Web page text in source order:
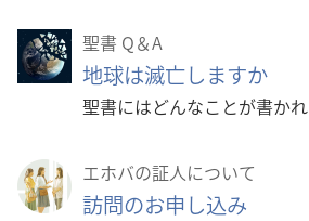
聖書 Q＆A
地球は滅亡しますか
聖書にはどんなことが書か
エホバの証人について
訪問のお申し込み